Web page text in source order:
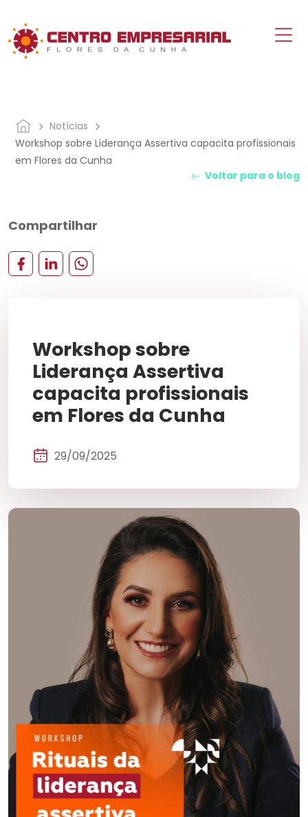
Notícias
Workshop sobre Liderança Assertiva capacita profissionais
em Flores da Cunha
Voltar para o blog
Compartilhar
Workshop sobre
Liderança Assertiva
capacita profissionais
em Flores da Cunha
29/09/2025